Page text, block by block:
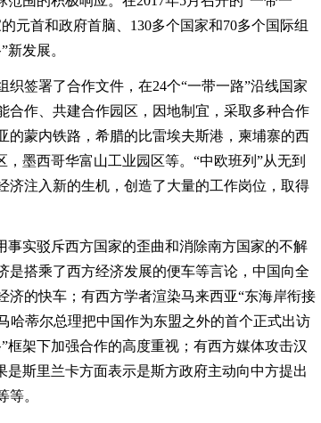
元首和政府首脑、130多个国家和70多个国际组
发展。
签署了合作文件，在24个“一带一路”沿线国家
合作、共建合作园区，因地制宜，采取多种合作
的蒙内铁路，希腊的比雷埃夫斯港，柬埔寨的西
墨西哥华富山工业园区等。“中欧班列”从无到
济注入新的生机，创造了大量的工作岗位，取得
实驳斥西方国家的歪曲和消除南方国家的不解
是搭乘了西方经济发展的便车等言论，中国向全
济的快车；有西方学者渲染马来西亚“东海岸衔接
哈蒂尔总理把中国作为东盟之外的首个正式出访
框架下加强合作的高度重视；有西方媒体攻击汉
是斯里兰卡方面表示是斯方政府主动向中方提出
等。